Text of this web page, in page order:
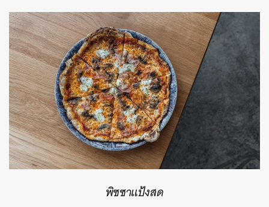
พิซซาแป้งสด
ค้นหา
SHARE TWEET LINE EMAIL